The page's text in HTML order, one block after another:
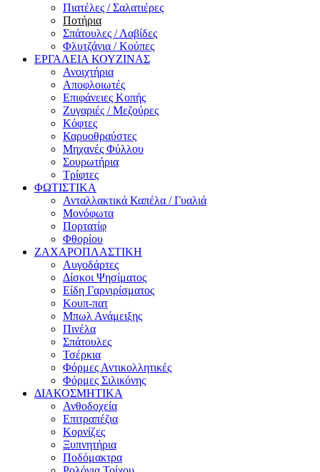
Πιατέλες / Σαλατιέρες
Ποτήρια
Σπάτουλες / Λαβίδες
Φλυτζάνια / Κούπες
ΕΡΓΑΛΕΙΑ ΚΟΥΖΙΝΑΣ
Ανοιχτήρια
Αποφλοιωτές
Επιφάνειες Κοπής
Ζυγαριές / Μεζούρες
Κόφτες
Καρυοθραύστες
Μηχανές Φύλλου
Σουρωτήρια
Τρίφτες
ΦΩΤΙΣΤΙΚΑ
Ανταλλακτικά Καπέλα / Γυαλιά
Μονόφωτα
Πορτατίφ
Φθορίου
ΖΑΧΑΡΟΠΛΑΣΤΙΚΗ
Αυγοδάρτες
Δίσκοι Ψησίματος
Είδη Γαρνιρίσματος
Κουπ-πατ
Μπωλ Ανάμειξης
Πινέλα
Σπάτουλες
Τσέρκια
Φόρμες Αντικολλητικές
Φόρμες Σιλικόνης
ΔΙΑΚΟΣΜΗΤΙΚΑ
Ανθοδοχεία
Επιτραπέζια
Κορνίζες
Ξυπνητήρια
Ποδόμακτρα